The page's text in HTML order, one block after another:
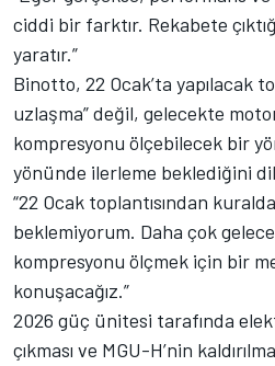
ciddi bir farktır. Rekabete
yaratır.”
Binotto, 22 Ocak’ta yapılacak
uzlaşma” değil, gelecekte
kompresyonu ölçebilecek bir
yönünde ilerleme beklediğini
“22 Ocak toplantısından
beklemiyorum. Daha çok
kompresyonu ölçmek için bir
konuşacağız.”
2026 güç ünitesi tarafında
çıkması ve MGU-H’nin